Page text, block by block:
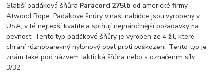
Slabší padáková šňůra Paracord 275lbod americké firmy
Atwood Rope. Padákové šnůry v naši nabídce jsou vyrobeny v
USA, v té nejlepší kvalitě a splňují nejnáročnější požadavky na
pevnost. Tento typ padákové šňůry je vyroben ze 4 žil, které
chrání různobarevný nylonový obal proti poškození. Tento typ je
znám také pod názvem taktická šňůra nebo s označením síly
3/32“.